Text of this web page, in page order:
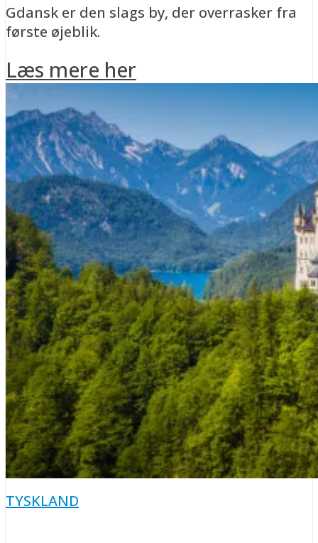
Gdansk er den slags by, der overrasker fra
første øjeblik.
Læs mere her
TYSKLAND